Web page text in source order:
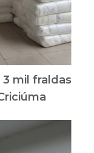
mil fraldas